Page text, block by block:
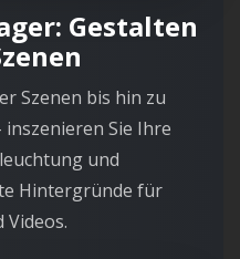
Gestalten
Szenen bis hin zu
Sie Ihre
und
Hintergründe für